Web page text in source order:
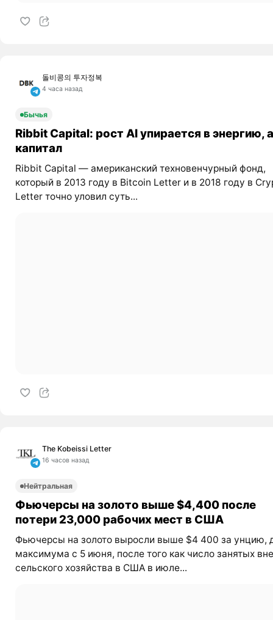
돌비콩의 투자정복
4 часа назад
Бычья
Ribbit Capital: рост AI упирается в энергию,
капитал
Ribbit Capital — американский техновенчурный фонд,
который в 2013 году в Bitcoin Letter и в 2018 году в
Letter точно уловил суть...
The Kobeissi Letter
16 часов назад
Нейтральная
Фьючерсы на золото выше $4,400 после
потери 23,000 рабочих мест в США
Фьючерсы на золото выросли выше $4 400 за унцию,
максимума с 5 июня, после того как число занятых вне
сельского хозяйства в США в июле...